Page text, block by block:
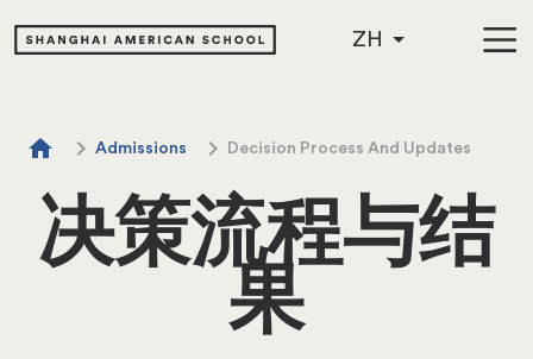
Breadcrumb
home chevron_right Admissions chevron_right Decision Process And Updates
决策流程与结
果